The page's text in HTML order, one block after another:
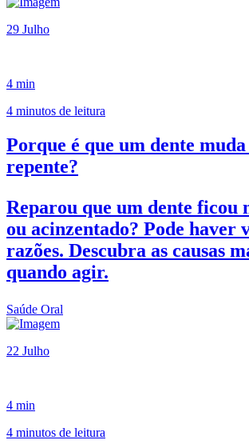
29 Julho
4 min
4 minutos de leitura
Porque é que um dente
repente?
Reparou que um dente ficou
ou acinzentado? Pode haver
razões. Descubra as causas
quando agir.
Saúde Oral
22 Julho
4 min
4 minutos de leitura